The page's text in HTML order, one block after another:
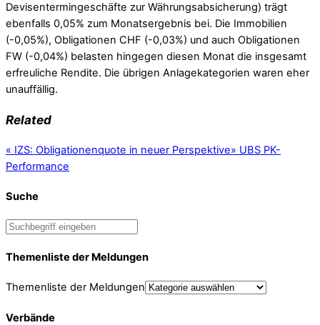
Devisentermingeschäfte zur Währungsabsicherung) trägt
ebenfalls 0,05% zum Monatsergebnis bei. Die Immobilien
(-0,05%), Obligationen CHF (-0,03%) und auch Obligationen
FW (-0,04%) belasten hingegen diesen Monat die insgesamt
erfreuliche Rendite. Die übrigen Anlagekategorien waren eher
unauffällig.
Related
« IZS: Obligationenquote in neuer Perspektive» UBS PK-
Performance
Suche
Themenliste der Meldungen
Themenliste der Meldungen
Verbände